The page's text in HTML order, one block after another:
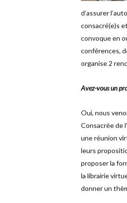
d’assurer
consacré(e)s
convoque en
conférences,
organise 2
Avez-vous un
Oui, nous
Consacrée de
une réunion
leurs
proposer la
la librairie
donner un